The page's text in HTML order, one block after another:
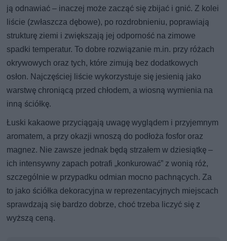
ją odnawiać – inaczej może zacząć się zbijać i gnić. Z kolei
liście (zwłaszcza dębowe), po rozdrobnieniu, poprawiają
strukturę ziemi i zwiększają jej odporność na zimowe
spadki temperatur. To dobre rozwiązanie m.in. przy różach
okrywowych oraz tych, które zimują bez dodatkowych
osłon. Najczęściej liście wykorzystuje się jesienią jako
warstwę chroniącą przed chłodem, a wiosną wymienia na
inną ściółkę.
Łuski kakaowe przyciągają uwagę wyglądem i przyjemnym
aromatem, a przy okazji wnoszą do podłoża fosfor oraz
magnez. Nie zawsze jednak będą strzałem w dziesiątkę –
ich intensywny zapach potrafi „konkurować” z wonią róż,
szczególnie w przypadku odmian mocno pachnących. Za
to jako ściółka dekoracyjna w reprezentacyjnych miejscach
sprawdzają się bardzo dobrze, choć trzeba liczyć się z
wyższą ceną.